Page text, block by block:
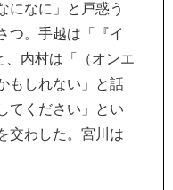
になに」と戸惑う
つ。手越は「『イ
、内村は「（オンエ
もしれない」と話
てください」とい
交わした。宮川は